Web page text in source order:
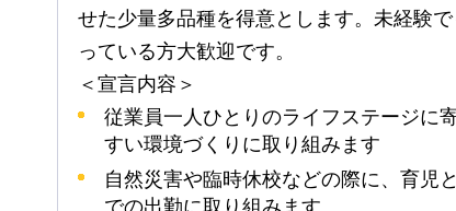
せた少量多品種を得意とします。未経験
っている方大歓迎です。
＜宣言内容＞
従業員一人ひとりのライフステージに
すい環境づくりに取り組みます
自然災害や臨時休校などの際に、育児